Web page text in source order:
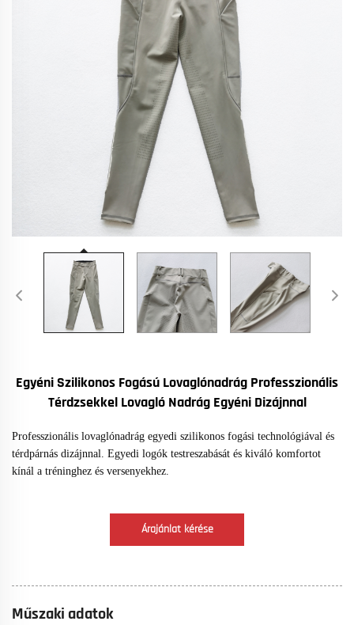
Egyéni Szilikonos Fogású Lovaglónadrág Professzionális
Térdzsekkel Lovagló Nadrág Egyéni Dizájnnal
Professzionális lovaglónadrág egyedi szilikonos fogási technológiával és
térdpárnás dizájnnal. Egyedi logók testreszabását és kiváló komfortot
kínál a tréninghez és versenyekhez.
Árajánlat kérése
Műszaki adatok